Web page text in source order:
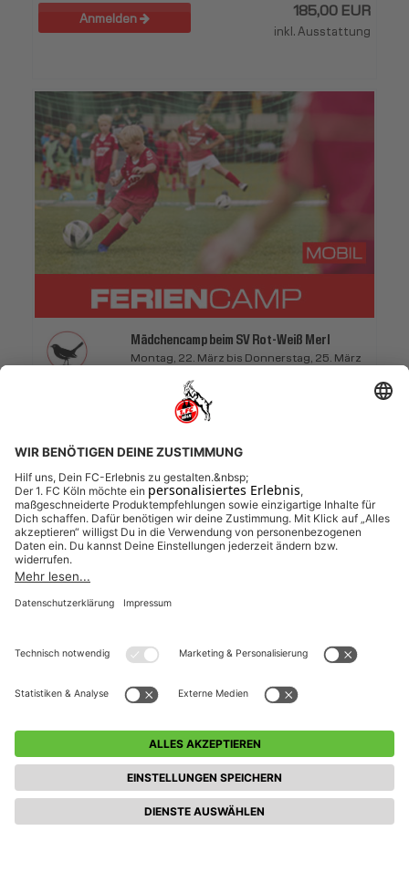
Anmelden 185,00 EUR
inkl. Ausstattung
Mädchencamp beim SV Rot-Weiß Merl
Montag, 22. März bis Donnerstag, 25. März
Rot-Weiß Merl
Feriencamp mobil 4 Tage
FREIE PLÄTZE VORHANDEN
Anmeldeschluss 08. März 2027, 09:30 Uhr
Anmelden 185,00 EUR
Weitere Veranstaltungen entdecken (Feriencamp